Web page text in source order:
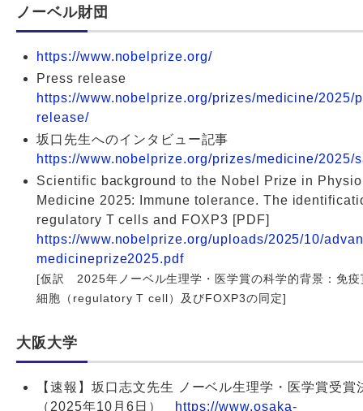
ノーベル財団
https://www.nobelprize.org/
Press release
https://www.nobelprize.org/prizes/medicine/2025/
release/
坂口先生へのインタビュー記事
https://www.nobelprize.org/prizes/medicine/2025/
Scientific background to the Nobel Prize in
Medicine 2025: Immune tolerance. The
regulatory T cells and FOXP3 [PDF]
https://www.nobelprize.org/uploads/2025/10/
medicineprize2025.pdf
[仮訳 2025年ノーベル生理学・医学賞の科学的背景：免
細胞（regulatory T cell）及びFOXP3の同定]
大阪大学
【速報】坂口志文先生 ノーベル生理学・医学賞受賞
（2025年10月6日） https://www.osaka-